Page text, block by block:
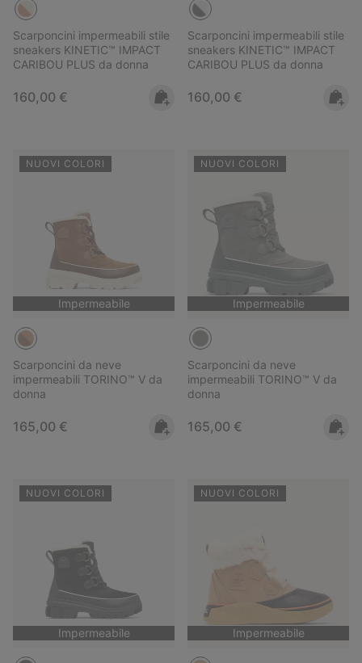
Scarponcini impermeabili stile
sneakers KINETIC™ IMPACT
CARIBOU PLUS da donna
Regular price:
160,00 €
Scarponcini impermeabili stile
sneakers KINETIC™ IMPACT
CARIBOU PLUS da donna
Regular price:
160,00 €
NUOVI COLORI
Impermeabile
Scarponcini da neve
impermeabili TORINO™ V da
donna
Regular price:
165,00 €
NUOVI COLORI
Impermeabile
Scarponcini da neve
impermeabili TORINO™ V da
donna
Regular price:
165,00 €
NUOVI COLORI
Impermeabile
NUOVI COLORI
Impermeabile